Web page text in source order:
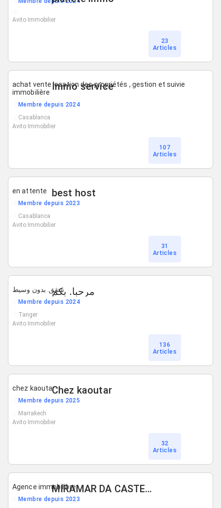
Avito Immobilier
23
Articles
Immo service
achat vente location des propriétés , gestion et suivie
immobilière
Membre depuis 2024
Casablanca
Avito Immobilier
107
Articles
best host
en attente
Membre depuis 2023
Casablanca
Avito Immobilier
31
Articles
مرحبا. بكمشقق. بدون وسيط
Membre depuis 2024
Tanger
Avito Immobilier
136
Articles
Chez kaoutar
chez kaoutar
Membre depuis 2025
Marrakech
Avito Immobilier
32
Articles
MIRAMAR DA CASTELL
Agence immobilière
Membre depuis 2023